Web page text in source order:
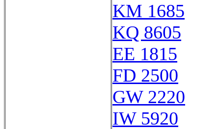
KM 1685
KQ 8605
EE 1815
FD 2500
GW 2220
IW 5920